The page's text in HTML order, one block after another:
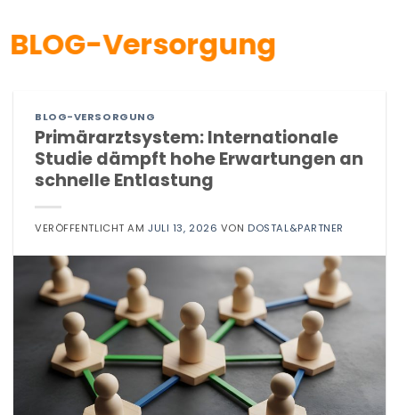
BLOG-Versorgung
BLOG-VERSORGUNG
Primärarztsystem: Internationale
Studie dämpft hohe Erwartungen an
schnelle Entlastung
VERÖFFENTLICHT AMJULI 13, 2026 VON DOSTAL&PARTNER